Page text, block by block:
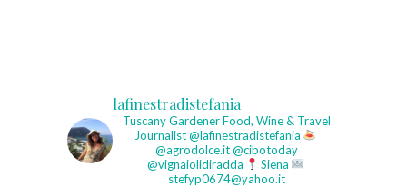
lafinestradistefania
Tuscany GardenerFood, Wine & Travel
Journalist@lafinestradistefania
@agrodolce.it @cibotoday
@vignaiolidiradda
Siena
stefyp0674@yahoo.it